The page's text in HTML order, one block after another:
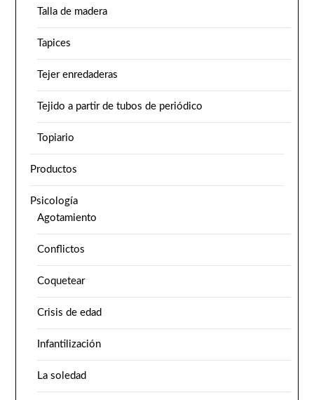
Talla de madera
Tapices
Tejer enredaderas
Tejido a partir de tubos de periódico
Topiario
Productos
Psicología
Agotamiento
Conflictos
Coquetear
Crisis de edad
Infantilización
La soledad